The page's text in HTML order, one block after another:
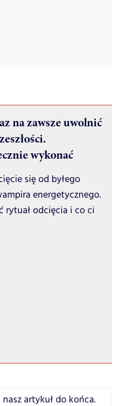
na zawsze uwolnić
wykonać
się od byłego
energetycznego.
rytuał odcięcia i co ci
artykuł do końca.